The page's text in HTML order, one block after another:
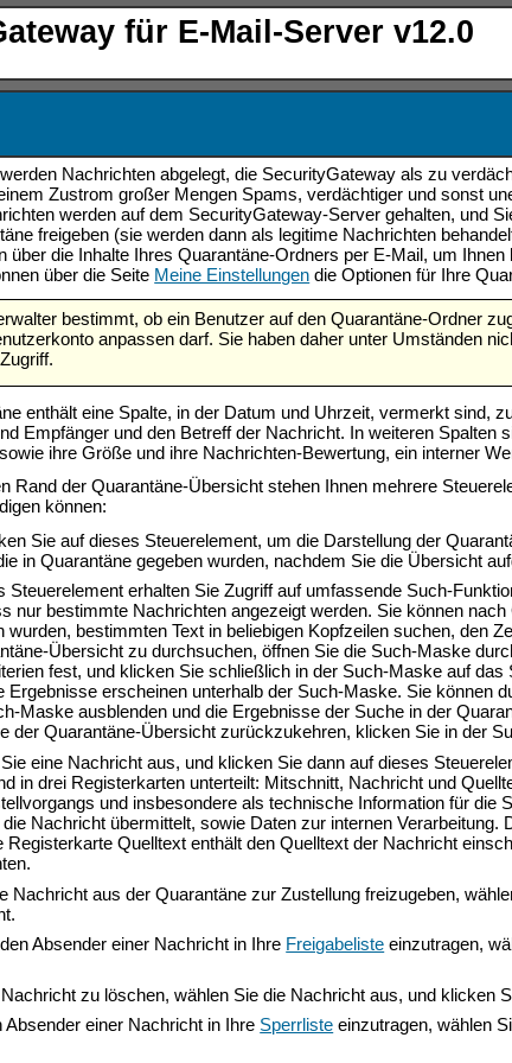
für E-Mail-Server v12.0
Nachrichten abgelegt, die SecurityGateway als zu
Zustrom großer Mengen Spams, verdächtiger und sonst
werden auf dem SecurityGateway-Server gehalten, und
freigeben (sie werden dann als legitime Nachrichten
über die Inhalte Ihres Quarantäne-Ordners per E-Mail, um
über die Seite Meine Einstellungen die Optionen für Ihre
bestimmt, ob ein Benutzer auf den Quarantäne-Ordner
anpassen darf. Sie haben daher unter Umständen
enthält eine Spalte, in der Datum und Uhrzeit, vermerkt sind,
Empfänger und den Betreff der Nachricht. In weiteren Spalten
ihre Größe und ihre Nachrichten-Bewertung, ein interner
Rand der Quarantäne-Übersicht stehen Ihnen mehrere
können:
Sie auf dieses Steuerelement, um die Darstellung der
in Quarantäne gegeben wurden, nachdem Sie die Übersicht
erhalten Sie Zugriff auf umfassende Such-
nur bestimmte Nachrichten angezeigt werden. Sie können
wurden, bestimmten Text in beliebigen Kopfzeilen suchen, den
Übersicht zu durchsuchen, öffnen Sie die Such-Maske
fest, und klicken Sie schließlich in der Such-Maske auf
Ergebnisse erscheinen unterhalb der Such-Maske. Sie können
Maske ausblenden und die Ergebnisse der Suche in der
der Quarantäne-Übersicht zurückzukehren, klicken Sie in der
eine Nachricht aus, und klicken Sie dann auf dieses
in drei Registerkarten unterteilt: Mitschnitt, Nachricht und
und insbesondere als technische Information für die
Nachricht übermittelt, sowie Daten zur internen
Registerkarte Quelltext enthält den Quelltext der Nachricht
.
Nachricht aus der Quarantäne zur Zustellung freizugeben,
Absender einer Nachricht in Ihre Freigabeliste einzutragen,
zu löschen, wählen Sie die Nachricht aus, und klicken
einer Nachricht in Ihre Sperrliste einzutragen, wählen